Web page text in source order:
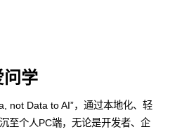
问学
not Data to AI”，通过本地化、轻
至个人PC端，无论是开发者、企